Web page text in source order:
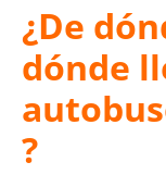
¿De
dónde
?